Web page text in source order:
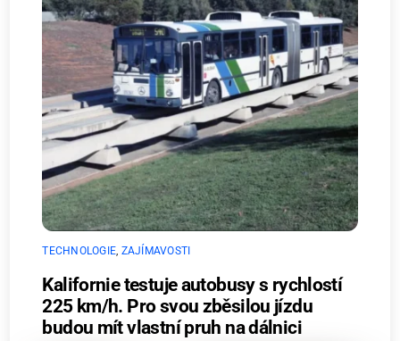
TECHNOLOGIE ZAJÍMAVOSTI
Kalifornie testuje autobusy s rychlostí
225 km/h. Pro svou zběsilou jízdu
budou mít vlastní pruh na dálnici